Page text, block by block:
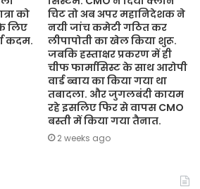
को
लिए
कदम.
चिट तो अब अपर महानिदेशक ने
नयी जांच कमेटी गठित कर
लीपापोती का खेल किया शुरू.
जबकि हस्ताक्षर प्रकरण में ही
चीफ फार्मासिस्ट के साथ आरोपी
वार्ड ब्वाय का किया गया था
तबादला. और जुगलबंदी कायम
रहे इसलिए फिर से वापस CMO
बस्ती में किया गया तैनात.
2 weeks ago